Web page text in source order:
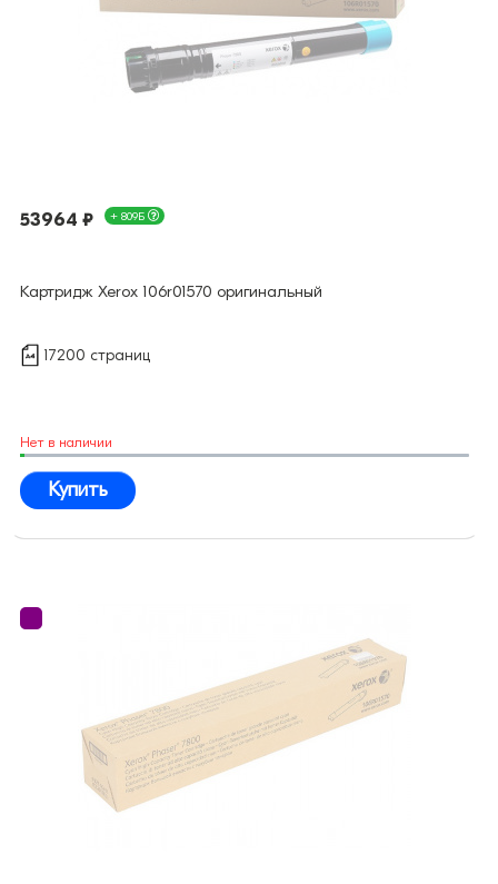
53964 ₽ + 809Б
Картридж Xerox 106r01570 оригинальный
17200 страниц
Нет в наличии
Купить